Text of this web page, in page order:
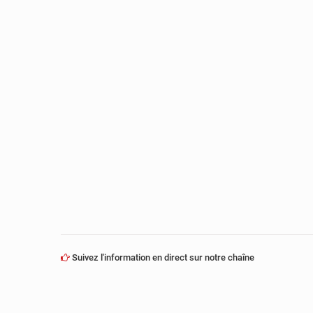
Suivez l'information en direct sur notre chaîne